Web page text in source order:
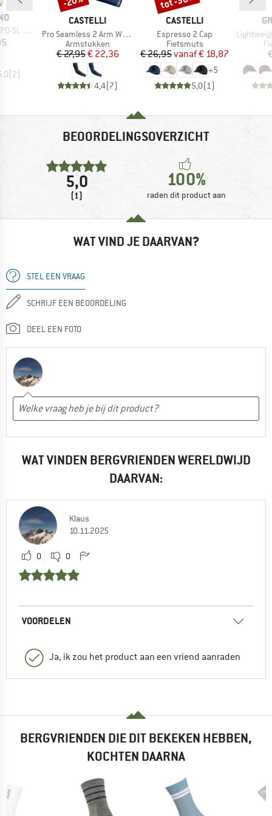
SH 11
(2)
MERK
CASTELLI
Artikel
Pro Seamless 2 Arm Warmer
Productgroep
Armstukken
Prijs
€ 27,95Verlaagde prijs
€ 22,36
4,4(7)
MERK
CASTELLI
Artikel
Espresso 2 Cap
Productgroep
Fietsmuts
Prijs
€ 26,95 Verlaagde prijs
vanaf€ 18,87
+5
5,0(1 )
Artikel
Lightweight
BEOORDELINGSOVERZICHT
5,0
(1)
100%
raden dit product aan
WAT VIND JE DAARVAN?
STEL EEN VRAAG
SCHRIJF EEN BEOORDELING
DEEL EEN FOTO
WAT VINDEN BERGVRIENDEN WERELDWIJD
DAARVAN:
Klaus
10.11.2025
0 0
VOORDELEN
Ja, ik zou het product aan een vriend aanraden
BERGVRIENDEN DIE DIT BEKEKEN HEBBEN,
KOCHTEN DAARNA